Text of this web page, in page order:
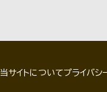
当サイトについてプライバシ